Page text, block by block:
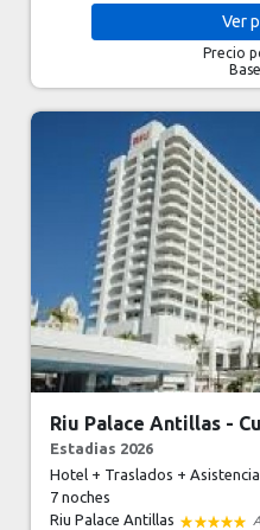
Ver
Precio
Riu Palace Antillas -
Estadias 2026
Hotel + Traslados +
7 noches
Riu Palace Antillas